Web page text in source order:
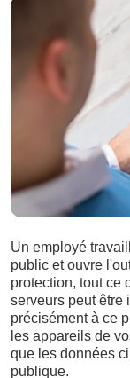
Un employé
public et ouvre
protection, tout ce
serveurs peut être
précisément à ce
les appareils de
que les données
publique.